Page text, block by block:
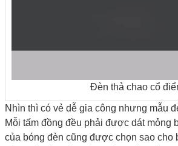
Đèn thả chao cổ
Nhìn thì có vẻ dễ gia công nhưng mẫu
Mỗi tấm đồng đều phải được dát mỏng
của bóng đèn cũng được chọn sao cho